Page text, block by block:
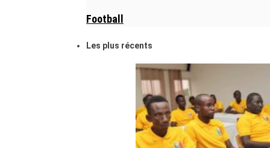
Football
Les plus récents